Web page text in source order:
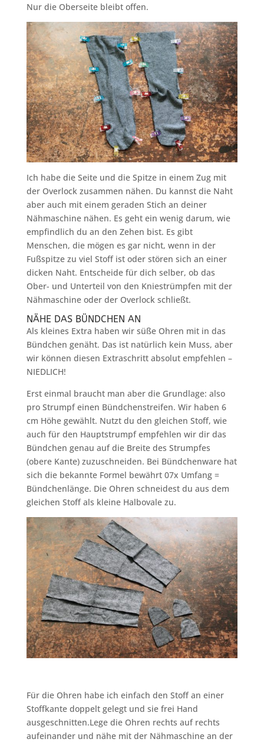
Nur die Oberseite bleibt offen.
Ich habe die Seite und die Spitze in einem Zug mit
der Overlock zusammen nähen. Du kannst die Naht
aber auch mit einem geraden Stich an deiner
Nähmaschine nähen. Es geht ein wenig darum, wie
empfindlich du an den Zehen bist. Es gibt
Menschen, die mögen es gar nicht, wenn in der
Fußspitze zu viel Stoff ist oder stören sich an einer
dicken Naht. Entscheide für dich selber, ob das
Ober- und Unterteil von den Kniestrümpfen mit der
Nähmaschine oder der Overlock schließt.
NÄHE DAS BÜNDCHEN AN
Als kleines Extra haben wir süße Ohren mit in das
Bündchen genäht. Das ist natürlich kein Muss, aber
wir können diesen Extraschritt absolut empfehlen –
NIEDLICH!
Erst einmal braucht man aber die Grundlage: also
pro Strumpf einen Bündchenstreifen. Wir haben 6
cm Höhe gewählt. Nutzt du den gleichen Stoff, wie
auch für den Hauptstrumpf empfehlen wir dir das
Bündchen genau auf die Breite des Strumpfes
(obere Kante) zuzuschneiden. Bei Bündchenware hat
sich die bekannte Formel bewährt 07x Umfang =
Bündchenlänge. Die Ohren schneidest du aus dem
gleichen Stoff als kleine Halbovale zu.
Für die Ohren habe ich einfach den Stoff an einer
Stoffkante doppelt gelegt und sie frei Hand
ausgeschnitten.Lege die Ohren rechts auf rechts
aufeinander und nähe mit der Nähmaschine an der